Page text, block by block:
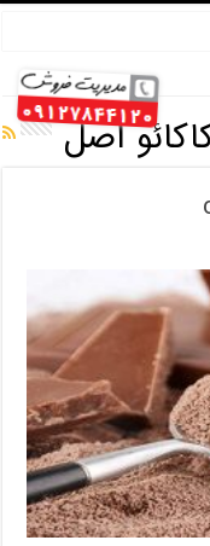
اصل